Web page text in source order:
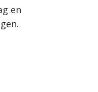
en